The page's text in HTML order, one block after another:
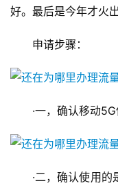
好。最后是今年才火
申请步骤：
·一，确认移动5G
·二，确认使用